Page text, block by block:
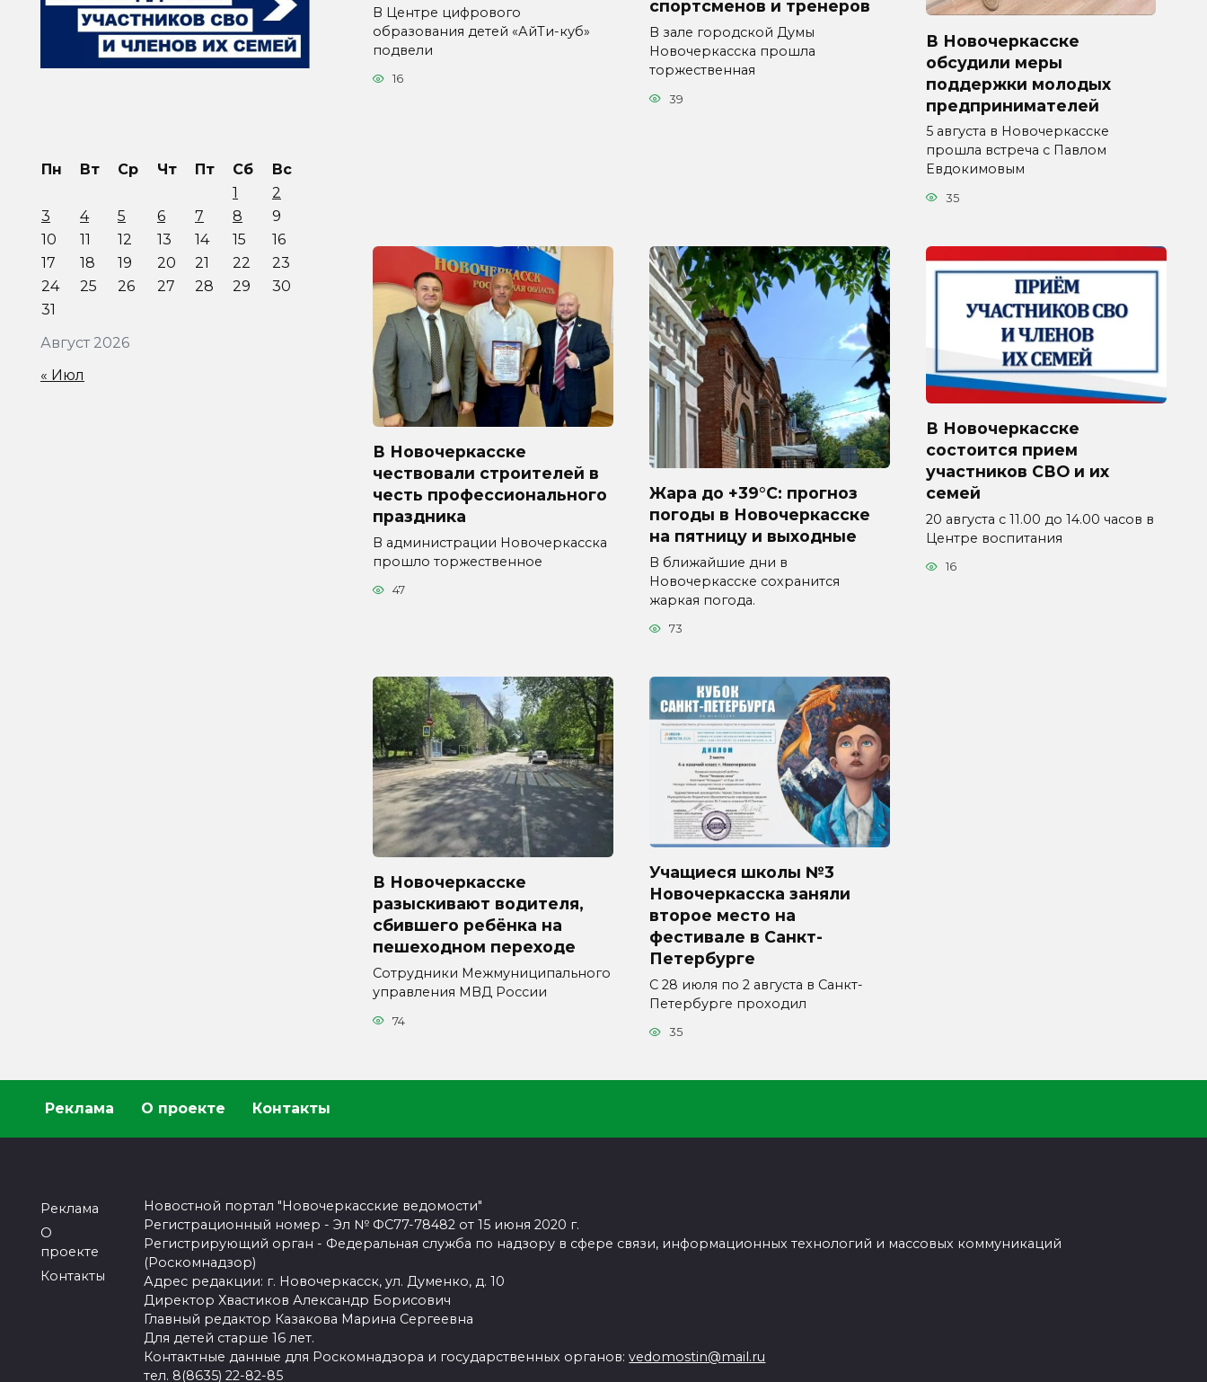
В Центре цифрового
образования детей «АйТи-куб»
подвели
16
спортсменов и тренеров
В зале городской Думы
Новочеркасска прошла
торжественная
39
В Новочеркасске
обсудили меры
поддержки молодых
предпринимателей
5 августа в Новочеркасске
прошла встреча с Павлом
Евдокимовым
35
В Новочеркасске
чествовали строителей в
честь профессионального
праздника
В администрации Новочеркасска
прошло торжественное
47
Жара до +39°C: прогноз
погоды в Новочеркасске
на пятницу и выходные
В ближайшие дни в
Новочеркасске сохранится
жаркая погода.
73
В Новочеркасске
состоится прием
участников СВО и их
семей
20 августа с 11.00 до 14.00 часов в
Центре воспитания
16
В Новочеркасске
разыскивают водителя,
сбившего ребёнка на
пешеходном переходе
Сотрудники Межмуниципального
управления МВД России
74
Учащиеся школы №3
Новочеркасска заняли
второе место на
фестивале в Санкт-
Петербурге
С 28 июля по 2 августа в Санкт-
Петербурге проходил
35
Август 2026
Пн Вт Ср Чт Пт Сб
Вс
1
2
3
4 5 6 7 8
9
10
11 12 13 14 15
16
17
18 19 20 21 22
23
24
25 26 27 28 29
30
31
« Июл
Реклама О проекте Контакты
Реклама
О
проекте
Контакты
Новостной портал "Новочеркасские ведомости"
Регистрационный номер - Эл № ФС77-78482 от 15 июня 2020 г.
Регистрирующий орган - Федеральная служба по надзору в сфере связи, информационных технологий и массовых коммуникаций
(Роскомнадзор)
Адрес редакции: г. Новочеркасск, ул. Думенко, д. 10
Директор Хвастиков Александр Борисович
Главный редактор Казакова Марина Сергеевна
Для детей старше 16 лет.
Контактные данные для Роскомнадзора и государственных органов:vedomostin@mail.ru
тел. 8(8635) 22-82-85